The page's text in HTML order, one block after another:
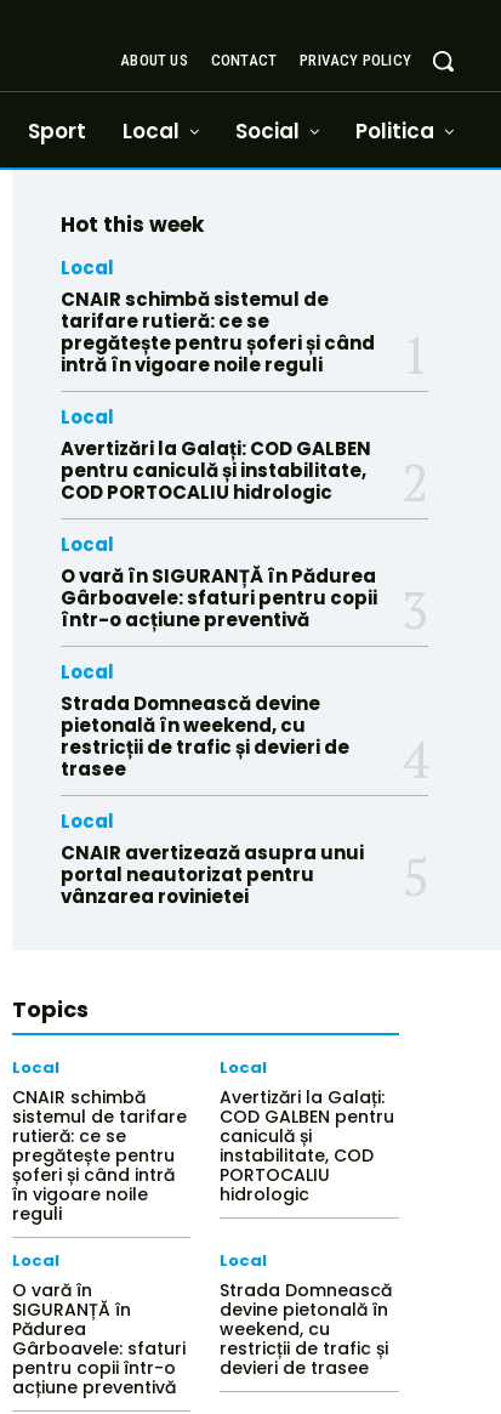
ABOUT US CONTACT PRIVACY POLICY
Sport Local Social Politica
Hot this week
Local
CNAIR schimbă sistemul de
tarifare rutieră: ce se
pregătește pentru șoferi și când
intră în vigoare noile reguli
Local
Avertizări la Galați: COD GALBEN
pentru caniculă și instabilitate,
COD PORTOCALIU hidrologic
Local
O vară în SIGURANȚĂ în Pădurea
Gârboavele: sfaturi pentru copii
într-o acțiune preventivă
Local
Strada Domnească devine
pietonală în weekend, cu
restricții de trafic și devieri de
trasee
Local
CNAIR avertizează asupra unui
portal neautorizat pentru
vânzarea rovinietei
Topics
Local
CNAIR schimbă
sistemul de tarifare
rutieră: ce se
pregătește pentru
șoferi și când intră
în vigoare noile
reguli
Local
Avertizări la Galați:
COD GALBEN pentru
caniculă și
instabilitate, COD
PORTOCALIU
hidrologic
Local
O vară în
SIGURANȚĂ în
Pădurea
Gârboavele: sfaturi
pentru copii într-o
acțiune preventivă
Local
Strada Domnească
devine pietonală în
weekend, cu
restricții de trafic și
devieri de trasee